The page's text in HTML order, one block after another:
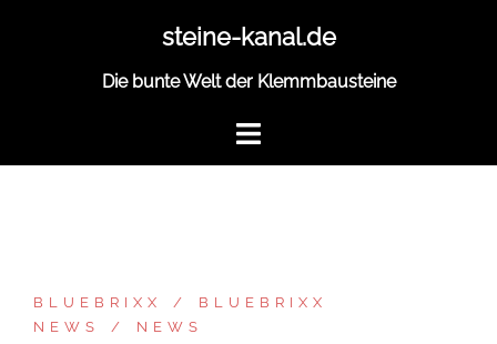
steine-kanal.de
Die bunte Welt der Klemmbausteine
BLUEBRIXX
BLUEBRIXX
NEWS
NEWS